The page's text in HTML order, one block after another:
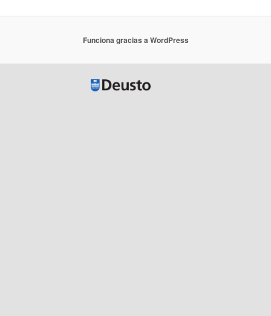
Funciona gracias a WordPress